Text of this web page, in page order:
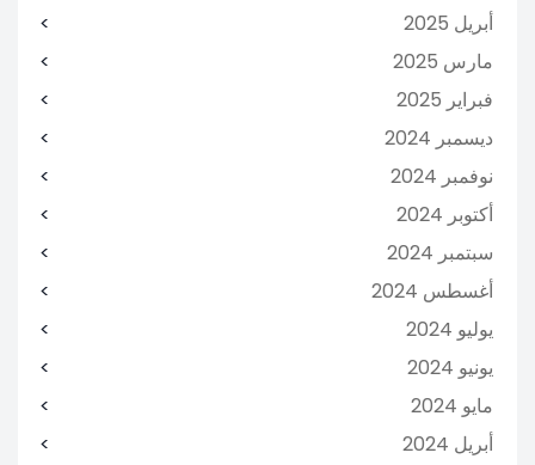
أبريل 2025
مارس 2025
فبراير 2025
ديسمبر 2024
نوفمبر 2024
أكتوبر 2024
سبتمبر 2024
أغسطس 2024
يوليو 2024
يونيو 2024
مايو 2024
أبريل 2024